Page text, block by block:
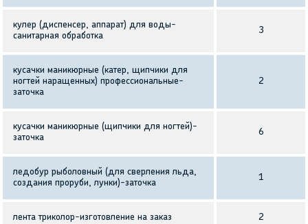
кулер (диспенсер, аппарат) для воды-
санитарная обработка
3
кусачки маникюрные (катер, щипчики для
ногтей наращенных) профессиональные-
заточка
2
кусачки маникюрные (щипчики для ногтей)-
заточка
6
ледобур рыболовный (для сверления льда,
создания проруби, лунки)-заточка
1
лента триколор-изготовление на заказ 2